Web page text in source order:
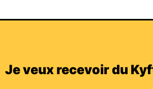
Je veux recevoir du